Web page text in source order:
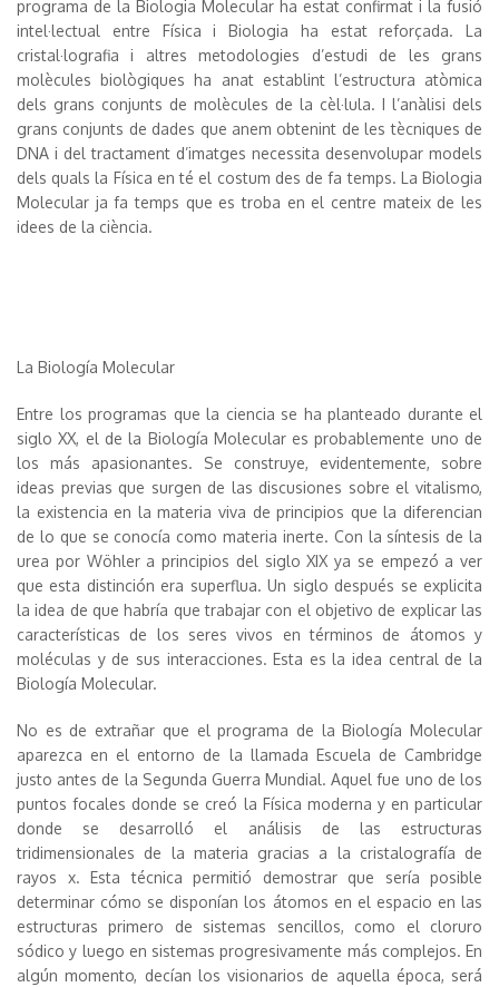
programa de la Biologia Molecular ha estat confirmat i la fusió
intel·lectual entre Física i Biologia ha estat reforçada. La
cristal·lografia i altres metodologies d’estudi de les grans
molècules biològiques ha anat establint l’estructura atòmica
dels grans conjunts de molècules de la cèl·lula. I l’anàlisi dels
grans conjunts de dades que anem obtenint de les tècniques de
DNA i del tractament d’imatges necessita desenvolupar models
dels quals la Física en té el costum des de fa temps. La Biologia
Molecular ja fa temps que es troba en el centre mateix de les
idees de la ciència.
La Biología Molecular
Entre los programas que la ciencia se ha planteado durante el
siglo XX, el de la Biología Molecular es probablemente uno de
los más apasionantes. Se construye, evidentemente, sobre
ideas previas que surgen de las discusiones sobre el vitalismo,
la existencia en la materia viva de principios que la diferencian
de lo que se conocía como materia inerte. Con la síntesis de la
urea por Wöhler a principios del siglo XIX ya se empezó a ver
que esta distinción era superflua. Un siglo después se explicita
la idea de que habría que trabajar con el objetivo de explicar las
características de los seres vivos en términos de átomos y
moléculas y de sus interacciones. Esta es la idea central de la
Biología Molecular.
No es de extrañar que el programa de la Biología Molecular
aparezca en el entorno de la llamada Escuela de Cambridge
justo antes de la Segunda Guerra Mundial. Aquel fue uno de los
puntos focales donde se creó la Física moderna y en particular
donde se desarrolló el análisis de las estructuras
tridimensionales de la materia gracias a la cristalografía de
rayos x. Esta técnica permitió demostrar que sería posible
determinar cómo se disponían los átomos en el espacio en las
estructuras primero de sistemas sencillos, como el cloruro
sódico y luego en sistemas progresivamente más complejos. En
algún momento, decían los visionarios de aquella época, será